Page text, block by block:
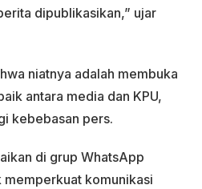
dipublikasikan,” ujar
niatnya adalah membuka
antara media dan KPU,
kebebasan pers.
di grup WhatsApp
komunikasi